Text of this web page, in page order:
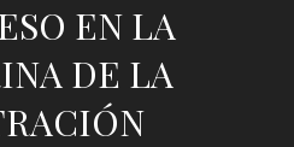
EN LA
DE LA